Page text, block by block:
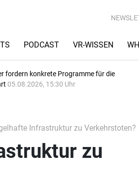
PODCAST VR-WISSEN
fordern konkrete Programme für die
05.08.2026, 15:30 Uhr
Infrastruktur zu Verkehrstoten?
zu